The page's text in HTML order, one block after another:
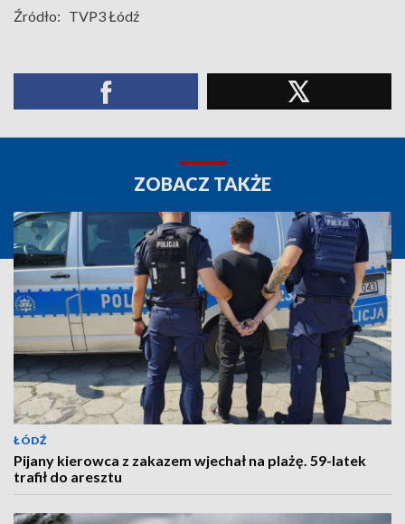
Źródło: TVP3 Łódź
ZOBACZ TAKŻE
ŁÓDŹ
Pijany kierowca z zakazem wjechał na plażę. 59-latek
trafił do aresztu